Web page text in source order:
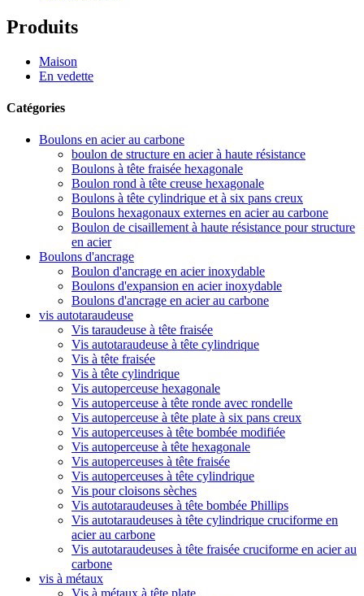
Produits
Maison
En vedette
Catégories
Boulons en acier au carbone
boulon de structure en acier à haute résistance
Boulons à tête fraisée hexagonale
Boulon rond à tête creuse hexagonale
Boulons à tête cylindrique et à six pans creux
Boulons hexagonaux externes en acier au carbone
Boulon de cisaillement à haute résistance pour structure
en acier
Boulons d'ancrage
Boulon d'ancrage en acier inoxydable
Boulons d'expansion en acier inoxydable
Boulons d'ancrage en acier au carbone
vis autotaraudeuse
Vis taraudeuse à tête fraisée
Vis autotaraudeuse à tête cylindrique
Vis à tête fraisée
Vis à tête cylindrique
Vis autoperceuse hexagonale
Vis autoperceuse à tête ronde avec rondelle
Vis autoperceuse à tête plate à six pans creux
Vis autoperceuses à tête bombée modifiée
Vis autoperceuse à tête hexagonale
Vis autoperceuses à tête fraisée
Vis autoperceuses à tête cylindrique
Vis pour cloisons sèches
Vis autotaraudeuses à tête bombée Phillips
Vis autotaraudeuses à tête cylindrique cruciforme en
acier au carbone
Vis autotaraudeuses à tête fraisée cruciforme en acier au
carbone
vis à métaux